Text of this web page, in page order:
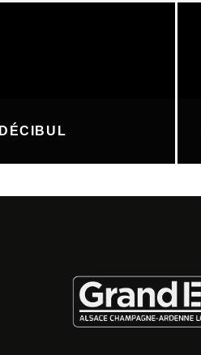
DÉCIBUL